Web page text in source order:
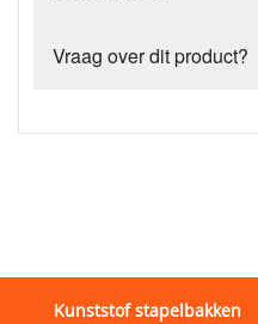
Vraag over dit product?
Kunststof stapelbakken